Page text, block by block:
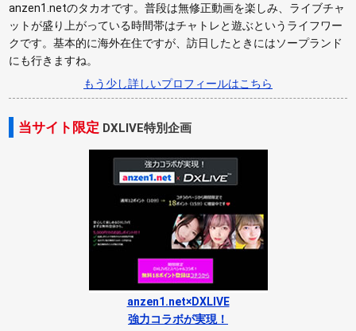
anzen1.netのタカオです。普段は無修正動画を楽しみ、ライブチャ
ットが盛り上がっている時間帯はチャトレと遊ぶというライフワー
クです。基本的に海外在住ですが、訪日したときにはソープランド
にも行きますね。
もう少し詳しいプロフィールはこちら
当サイト限定 DXLIVE特別企画
anzen1.net×DXLIVE
強力コラボが実現！